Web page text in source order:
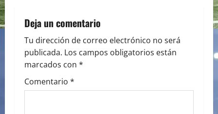
a
v
i
g
Deja un comentario
Tu dirección de correo electrónico no será
publicada. Los campos obligatorios están
marcados con *
Comentario *